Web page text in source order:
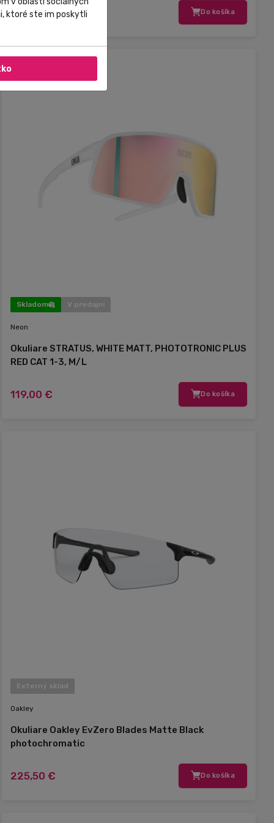
129,00 € Do košíka
Skladom V predajni
Neon
Okuliare STRATUS, WHITE MATT, PHOTOTRONIC PLUS
RED CAT 1-3, M/L
119,00 € Do košíka
Externý sklad
Oakley
Okuliare Oakley EvZero Blades Matte Black
photochromatic
225,50 € Do košíka
ktoré ste im poskytli